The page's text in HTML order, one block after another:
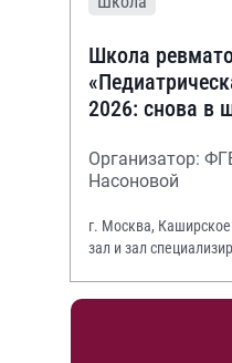
Школа
2026: снова в
Организатор:
Насоновой
г. Москва,
зал и зал